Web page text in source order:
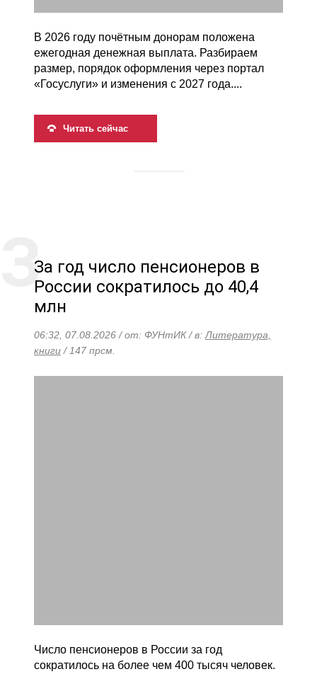
В 2026 году почётным донорам положена
ежегодная денежная выплата. Разбираем
размер, порядок оформления через портал
«Госуслуги» и изменения с 2027 года....
Читать сейчас
За год число пенсионеров в
России сократилось до 40,4
млн
06:32, 07.08.2026 / от: ФУНтИК / в:Литература,
книги / 147 прсм.
Число пенсионеров в России за год
сократилось на более чем 400 тысяч человек.